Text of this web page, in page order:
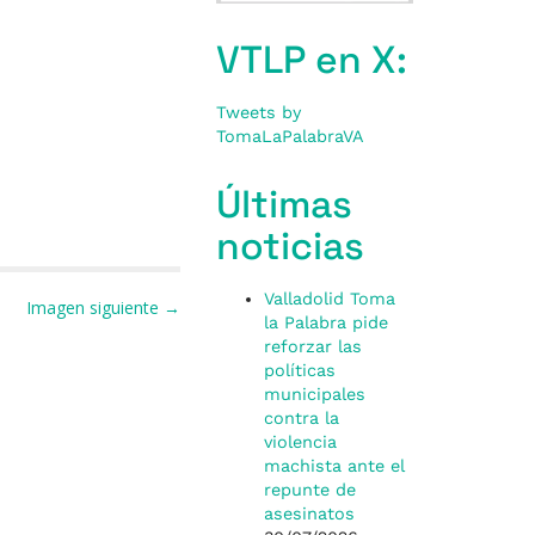
Imagen siguiente →
VTLP en X:
Tweets by
TomaLaPalabraVA
Últimas
noticias
Valladolid Toma
la Palabra pide
reforzar las
políticas
municipales
contra la
violencia
machista ante el
repunte de
asesinatos